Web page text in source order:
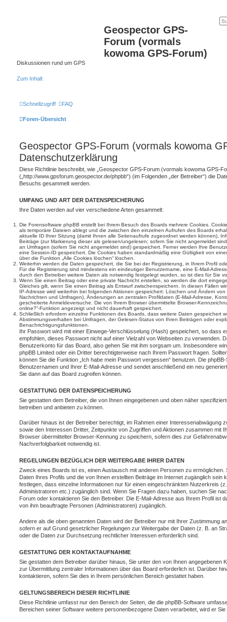
Geospector GPS-
Forum (vormals
kowoma GPS-Forum)
Diskussionen rund um GPS
Zum Inhalt
Schnellzugriff FAQ
Foren-Übersicht
Geospector GPS-Forum (vormals kowoma
Datenschutzerklärung
Diese Richtlinie beschreibt, wie „Geospector GPS-Forum (vormals kowoma GPS-
(„http://www.gpsforum.geospector.de/phpbb“) (im Folgenden „der Betreiber“) die
Besuchs gesammelt werden.
UMFANG UND ART DER DATENSPEICHERUNG
Ihre Daten werden auf vier verschiedene Arten gesammelt:
Die Forensoftware phpBB erstellt bei Ihrem Besuch des Boards mehrere Cookies.
als temporäre Dateien ablegt und die zwischen den einzelnen Aufrufen des Boards
aktuelle ID Ihrer Sitzung (damit Ihnen alle Seitenaufrufe zugeordnet werden können),
Beiträge (zur Markierung dieser als gelesen/ungelesen; sofern Sie nicht angemeldet
an Umfragen (sofern Sie nicht angemeldet sind) gespeichert. Ferner werden Ihre
eine Session-ID gespeichert. Die Cookies haben standardmäßig eine Gültigkeit von
über die Funktion „Alle Cookies löschen“ löschen.
Weiterhin werden die Daten gespeichert, die Sie bei der Registrierung, in Ihrem Profil
Für die Registrierung sind mindestens ein eindeutiger Benutzername, eine E-Mail-
durch den Betreiber weitere Daten als notwendig festgelegt wurden, so ist dies für Sie
Wenn Sie einen Beitrag oder eine private Nachricht erstellen, so werden die dort
Gleiches gilt, wenn Sie einen Beitrag als Entwurf zwischenspeichern. In diesen Fällen
IP-Adresse wird weiterhin bei folgenden Aktionen gespeichert: Löschen und Ändern
Nachrichten und Umfragen), Änderungen an zentralen Profildaten (E-Mail-Adresse,
gescheiterte Anmeldeversuche. Die von Ihrem Browser übermittelte Browser-
online?“-Funktion angezeigt und nicht dauerhaft gespeichert.
Schließlich erfordern einzelne Funktionen des Boards, dass weitere Daten gespeichert
Abstimmungsverhalten bei Umfragen, der Gelesen-Status von Ihren Beiträgen oder
Benachrichtigungsfunktionen.
Ihr Passwort wird mit einer Einwege-Verschlüsselung (Hash) gespeichert, so dass
empfohlen, dieses Passwort nicht auf einer Vielzahl von Webseiten zu verwenden.
Benutzerkonto für das Board, also gehen Sie mit ihm sorgsam um. Insbesondere
phpBB Limited oder ein Dritter berechtigterweise nach Ihrem Passwort fragen.
können Sie die Funktion „Ich habe mein Passwort vergessen“ benutzen. Die
Benutzernamen und Ihrer E-Mail-Adresse und sendet anschließend ein neu
Sie dann auf das Board zugreifen können.
GESTATTUNG DER DATENSPEICHERUNG
Sie gestatten dem Betreiber, die von Ihnen eingegebenen und oben näher
betreiben und anbieten zu können.
Darüber hinaus ist der Betreiber berechtigt, im Rahmen einer Interessenabwägung
sowie den Interessen Dritter, Zeitpunkte von Zugriffen und Aktionen zusammen mit
Browser übermittelter Browser-Kennung zu speichern, sofern dies zur
Nachverfolgbarkeit notwendig ist.
REGELUNGEN BEZÜGLICH DER WEITERGABE IHRER DATEN
Zweck eines Boards ist es, einen Austausch mit anderen Personen zu
Daten Ihres Profils und die von Ihnen erstellten Beiträge im Internet zugänglich sein
festlegen, dass einzelne Informationen nur für einen eingeschränkten Nutzerkreis
Administratoren etc.) zugänglich sind. Wenn Sie Fragen dazu haben, suchen Sie
Forum oder kontaktieren Sie den Betreiber. Die E-Mail-Adresse aus Ihrem Profil ist
von ihm beauftragte Personen (Administratoren) zugänglich.
Andere als die oben genannten Daten wird der Betreiber nur mit Ihrer Zustimmung
sofern er auf Grund gesetzlicher Regelungen zur Weitergabe der Daten (z. B. an
oder die Daten zur Durchsetzung rechtlicher Interessen erforderlich sind.
GESTATTUNG DER KONTAKTAUFNAHME
Sie gestatten dem Betreiber darüber hinaus, Sie unter den von Ihnen angegebenen
zur Übermittlung zentraler Informationen über das Board erforderlich ist. Darüber
kontaktieren, sofern Sie dies in Ihrem persönlichen Bereich gestattet haben.
GELTUNGSBEREICH DIESER RICHTLINIE
Diese Richtlinie umfasst nur den Bereich der Seiten, die die phpBB-Software
Bereichen seiner Software weitere personenbezogene Daten verarbeitet, wird er